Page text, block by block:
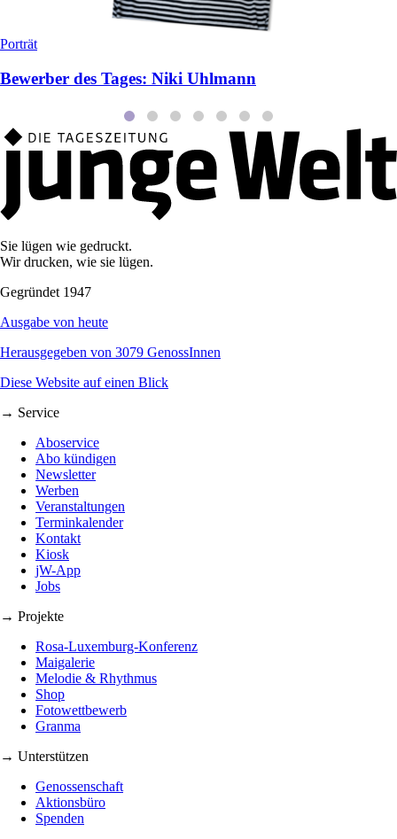
Porträt
Bewerber des Tages: Niki Uhlmann
Sie lügen wie gedruckt.
Wir drucken, wie sie lügen.
Gegründet 1947
Ausgabe von heute
Herausgegeben von 3079 GenossInnen
Diese Website auf einen Blick
→ Service
Aboservice
Abo kündigen
Newsletter
Werben
Veranstaltungen
Terminkalender
Kontakt
Kiosk
jW-App
Jobs
→ Projekte
Rosa-Luxemburg-Konferenz
Maigalerie
Melodie & Rhythmus
Shop
Fotowettbewerb
Granma
→ Unterstützen
Genossenschaft
Aktionsbüro
Spenden